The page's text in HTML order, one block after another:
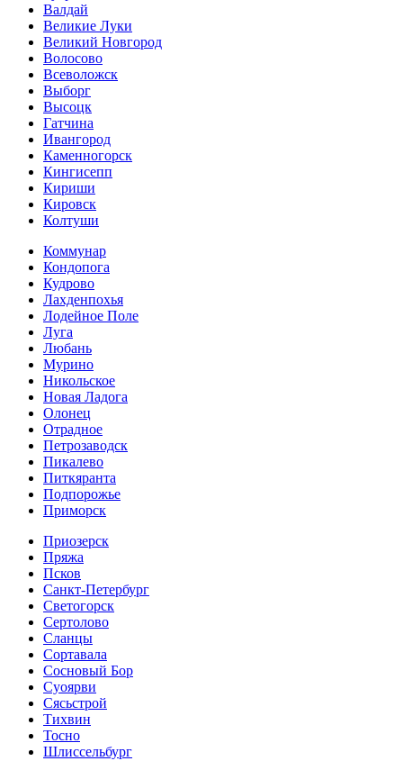
Валдай
Великие Луки
Великий Новгород
Волосово
Всеволожск
Выборг
Высоцк
Гатчина
Ивангород
Каменногорск
Кингисепп
Кириши
Кировск
Колтуши
Коммунар
Кондопога
Кудрово
Лахденпохья
Лодейное Поле
Луга
Любань
Мурино
Никольское
Новая Ладога
Олонец
Отрадное
Петрозаводск
Пикалево
Питкяранта
Подпорожье
Приморск
Приозерск
Пряжа
Псков
Санкт-Петербург
Светогорск
Сертолово
Сланцы
Сортавала
Сосновый Бор
Суоярви
Сясьстрой
Тихвин
Тосно
Шлиссельбург